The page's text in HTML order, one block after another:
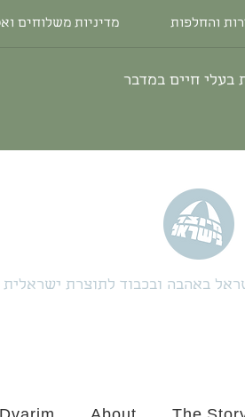
מדיניות משלוחים והחלפות
בעלי חיים במדבר
באהבה ובכבוד לתוצרת ישראלית